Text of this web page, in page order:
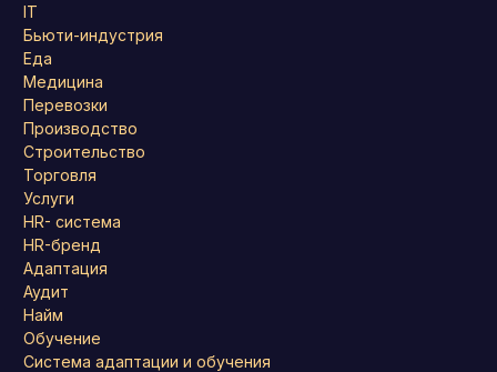
IT
Бьюти-индустрия
Еда
Медицина
Перевозки
Производство
Строительство
Торговля
Услуги
HR- система
HR-бренд
Адаптация
Аудит
Найм
Обучение
Система адаптации и обучения